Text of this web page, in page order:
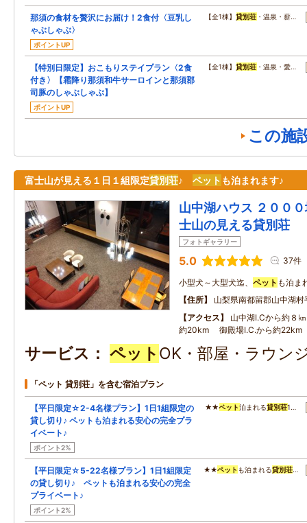
那須の食材を贅沢にお届け！2食付〈豆乳し
ゃぶしゃぶ〉
ポイントUP
【全1棟】貸別荘 ・温泉・薪…
【特別日限定】おこもりステイプラン〈2食
付き〉【霜降り那須和牛サーロインと那須郡
司豚のしゃぶしゃぶ】
ポイントUP
【全1棟】貸別荘 ・温泉・愛…
この施
富士山が見える１日１組限定貸別荘♪ ペット も泊まれます♪
山中湖ハウス ２００
士山の見える貸別荘
フォトギャラリー
5.0 37件
小型犬～大型犬迄、 ペット も泊ま
住所
山梨県南都留郡山中湖
アクセス
山中湖I.Cから約８
約20km 御殿場I.C.から約22km
サービス ペット OK・部屋・ラウン
「ペット 貸別荘」を含む宿泊プラン
【平日限定☆2-4名様プラン】1日1組限定の
貸し切り♪ ペットも泊まれる安心の完全プラ
イベート♪
ポイント2%
★★ペット泊まれる貸別荘1…
【平日限定☆5-22名様プラン】1日1組限定
の貸し切り♪ ペットも泊まれる安心の完全
プライベート♪
ポイント2%
★★ペット も泊まれる貸別荘…